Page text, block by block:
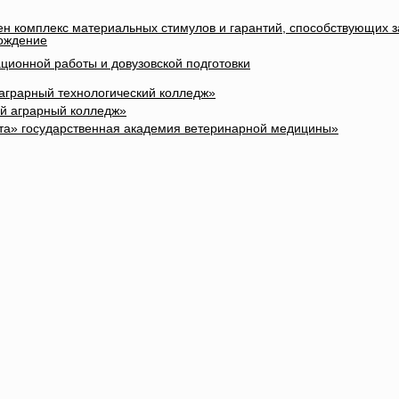
технологический колледж»
аграрный колледж»
государственная академия ветеринарной медицины»
комплекс материальных стимулов и гарантий, способствующих
работы и довузовской подготовки